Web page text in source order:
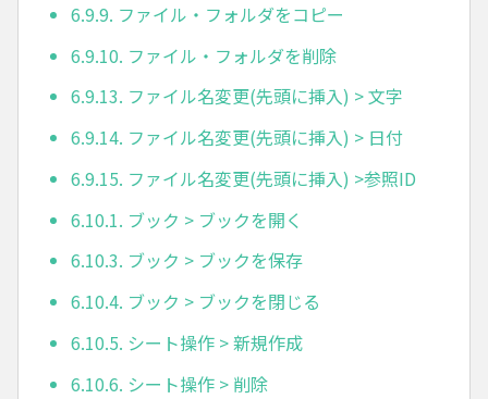
6.9.9. ファイル・フォルダをコピー
6.9.10. ファイル・フォルダを削除
6.9.13. ファイル名変更(先頭に挿入) > 文字
6.9.14. ファイル名変更(先頭に挿入) > 日付
6.9.15. ファイル名変更(先頭に挿入) >参照ID
6.10.1. ブック > ブックを開く
6.10.3. ブック > ブックを保存
6.10.4. ブック > ブックを閉じる
6.10.5. シート操作 > 新規作成
6.10.6. シート操作 > 削除